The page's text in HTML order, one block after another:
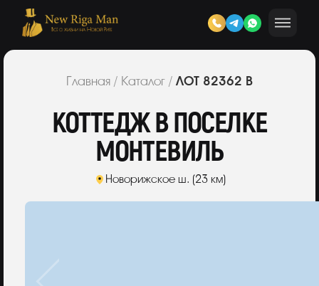
Главная / Каталог / ЛОТ 82362 В
КОТТЕДЖ В ПОСЕЛКЕ
МОНТЕВИЛЬ
Новорижское ш. (23 км)